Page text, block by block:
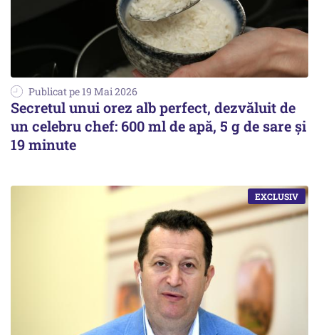
Publicat pe 19 Mai 2026
Secretul unui orez alb perfect, dezvăluit de
un celebru chef: 600 ml de apă, 5 g de sare și
19 minute